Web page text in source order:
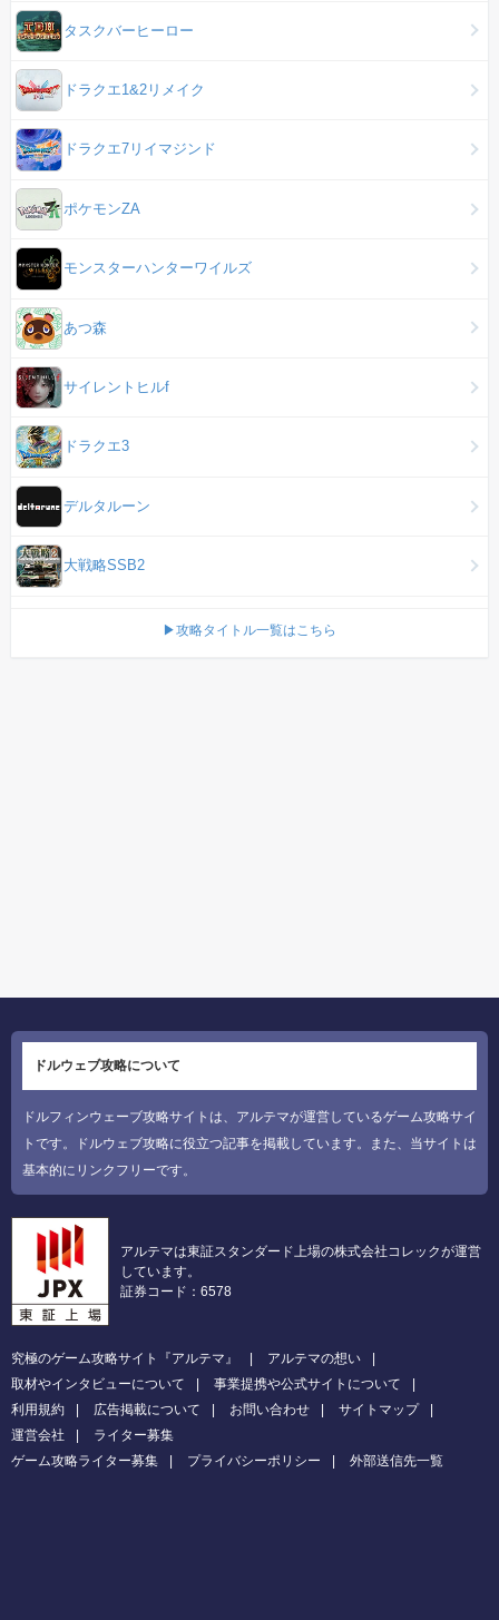
タスクバーヒーロー
ドラクエ1&2リメイク
ドラクエ7リイマジンド
ポケモンZA
モンスターハンターワイルズ
あつ森
サイレントヒルf
ドラクエ3
デルタルーン
大戦略SSB2
▶攻略タイトル一覧はこちら
ドルウェブ攻略について
ドルフィンウェーブ攻略サイトは、アルテマが運営しているゲーム攻略サイ
トです。ドルウェブ攻略に役立つ記事を掲載しています。また、当サイトは
基本的にリンクフリーです。
アルテマは東証スタンダード上場の株式会社コレックが運営
しています。
証券コード：6578
究極のゲーム攻略サイト『アルテマ』
アルテマの想い
取材やインタビューについて
事業提携や公式サイトについて
利用規約
広告掲載について お問い合わせ
サイトマップ
運営会社
ライター募集
ゲーム攻略ライター募集
プライバシーポリシー 外部送信先一覧